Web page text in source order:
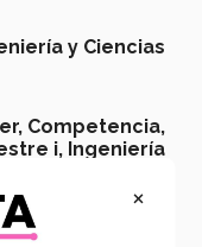
y Ciencias
Competencia,
i, Ingeniería
Educación
×